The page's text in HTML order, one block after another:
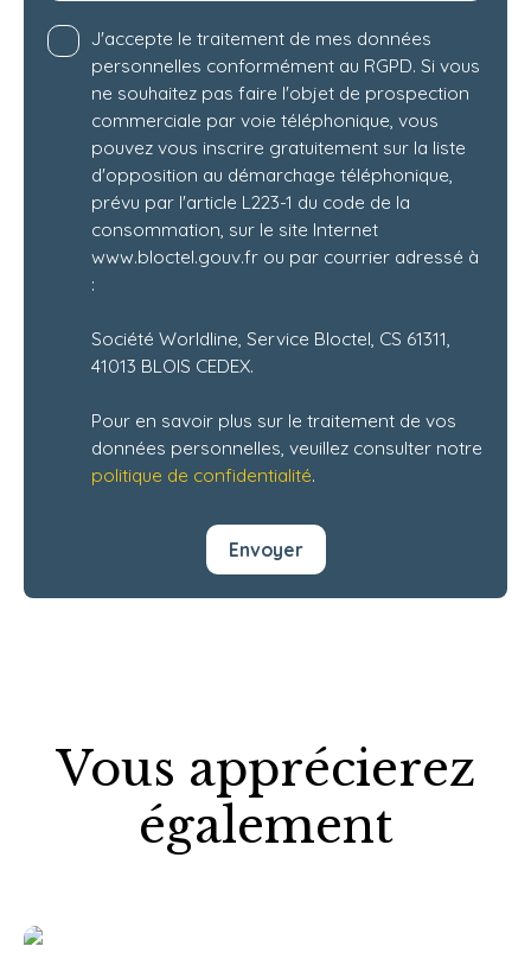
J'accepte le traitement de mes données
personnelles conformément au RGPD. Si vous
ne souhaitez pas faire l'objet de prospection
commerciale par voie téléphonique, vous
pouvez vous inscrire gratuitement sur la liste
d'opposition au démarchage téléphonique,
prévu par l'article L223-1 du code de la
consommation, sur le site Internet
www.bloctel.gouv.fr ou par courrier adressé à
:
Société Worldline, Service Bloctel, CS 61311,
41013 BLOIS CEDEX.
Pour en savoir plus sur le traitement de vos
données personnelles, veuillez consulter notre
politique de confidentialité.
Envoyer
Vous apprécierez
également